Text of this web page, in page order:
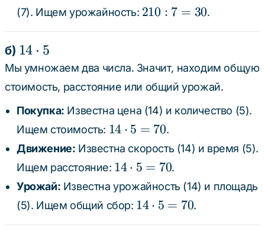
30
(7). Ищем урожайность: 210
210 : 7 = 30.
б) 14
\cdot
5
14 ⋅ 5
Мы умножаем два числа. Значит, находим общую
стоимость, расстояние или общий урожай.
Покупка: Известна цена (14) и количество (5).
Ищем стоимость: 14
\cdot
5 =
70
14 ⋅ 5 = 70.
Движение: Известна скорость (14) и время (5).
Ищем расстояние: 14
\cdot
5 =
70
14 ⋅ 5 = 70.
Урожай: Известна урожайность (14) и площадь
(5). Ищем общий сбор: 14
14 ⋅ 5 = 70.